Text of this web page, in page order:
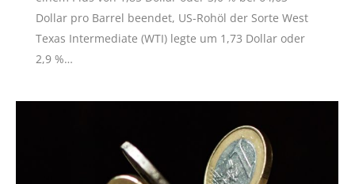
Dollar pro Barrel beendet, US-Rohöl der Sorte West
Texas Intermediate (WTI) legte um 1,73 Dollar oder
2,9 %…